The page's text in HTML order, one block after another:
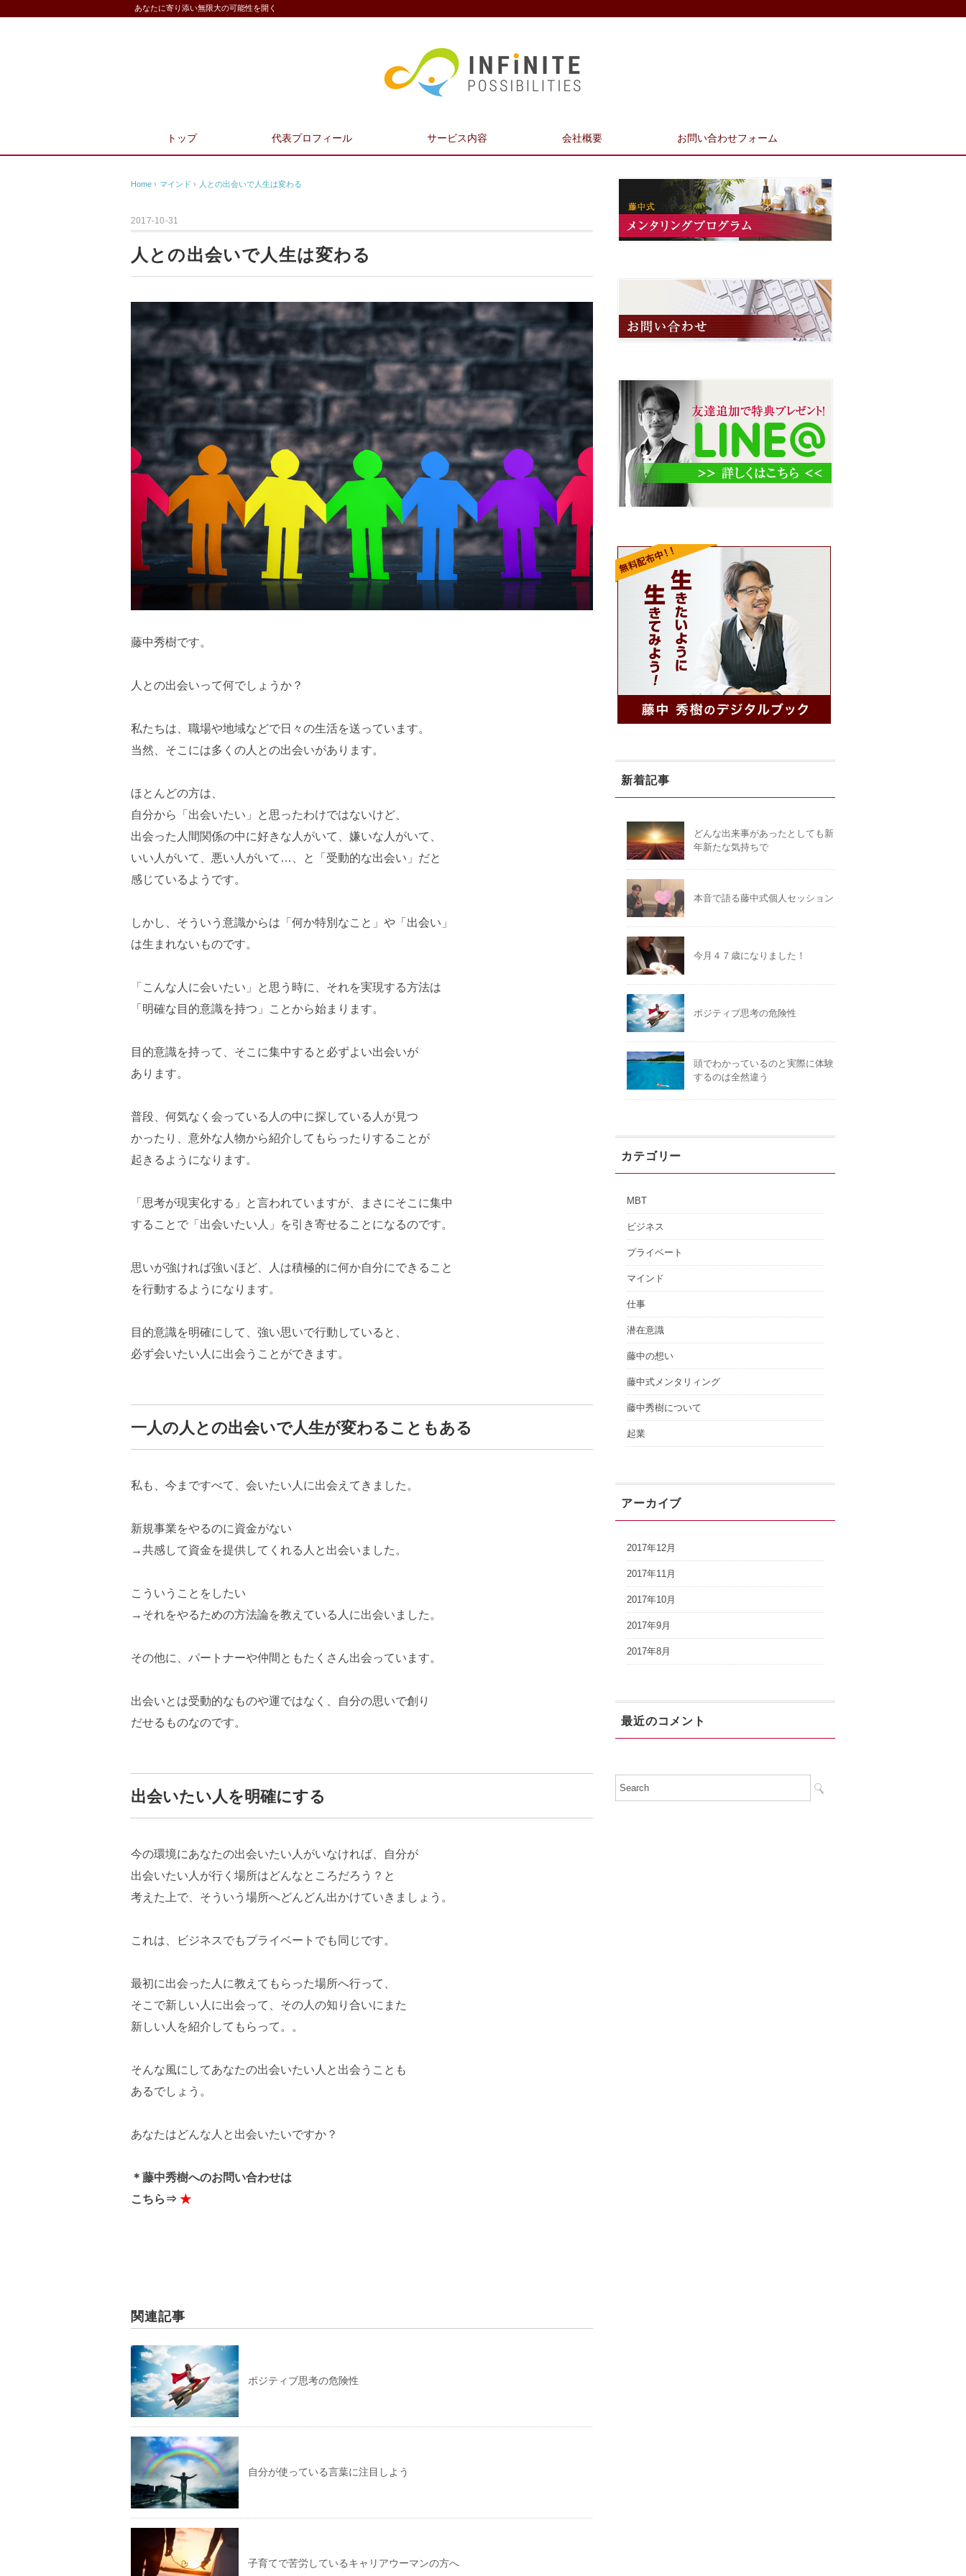
あなたに寄り添い無限大の可能性を開く
トップ 代表プロフィール サービス内容 会社概要 お問い合わせフォーム
Home › マインド › 人との出会いで人生は変わる
2017-10-31
人との出会いで人生は変わる
藤中秀樹です。
人との出会いって何でしょうか？
私たちは、職場や地域などで日々の生活を送っています。
当然、そこには多くの人との出会いがあります。
ほとんどの方は、
自分から「出会いたい」と思ったわけではないけど、
出会った人間関係の中に好きな人がいて、嫌いな人がいて、
いい人がいて、悪い人がいて…、と「受動的な出会い」だと
感じているようです。
しかし、そういう意識からは「何か特別なこと」や「出会い」
は生まれないものです。
「こんな人に会いたい」と思う時に、それを実現する方法は
「明確な目的意識を持つ」ことから始まります。
目的意識を持って、そこに集中すると必ずよい出会いが
あります。
普段、何気なく会っている人の中に探している人が見つ
かったり、意外な人物から紹介してもらったりすることが
起きるようになります。
「思考が現実化する」と言われていますが、まさにそこに集中
することで「出会いたい人」を引き寄せることになるのです。
思いが強ければ強いほど、人は積極的に何か自分にできること
を行動するようになります。
目的意識を明確にして、強い思いで行動していると、
必ず会いたい人に出会うことができます。
一人の人との出会いで人生が変わることもある
私も、今まですべて、会いたい人に出会えてきました。
新規事業をやるのに資金がない
→共感して資金を提供してくれる人と出会いました。
こういうことをしたい
→それをやるための方法論を教えている人に出会いました。
その他に、パートナーや仲間ともたくさん出会っています。
出会いとは受動的なものや運ではなく、自分の思いで創り
だせるものなのです。
出会いたい人を明確にする
今の環境にあなたの出会いたい人がいなければ、自分が
出会いたい人が行く場所はどんなところだろう？と
考えた上で、そういう場所へどんどん出かけていきましょう。
これは、ビジネスでもプライベートでも同じです。
最初に出会った人に教えてもらった場所へ行って、
そこで新しい人に出会って、その人の知り合いにまた
新しい人を紹介してもらって。。
そんな風にしてあなたの出会いたい人と出会うことも
あるでしょう。
あなたはどんな人と出会いたいですか？
＊藤中秀樹へのお問い合わせは
こちら⇒ ★
関連記事
ポジティブ思考の危険性
自分が使っている言葉に注目しよう
子育てで苦労しているキャリアウーマンの方へ
新着記事
どんな出来事があったとしても新
年新たな気持ちで
本音で語る藤中式個人セッション
今月４７歳になりました！
ポジティブ思考の危険性
頭でわかっているのと実際に体験
するのは全然違う
カテゴリー
MBT
ビジネス
プライベート
マインド
仕事
潜在意識
藤中の想い
藤中式メンタリィング
藤中秀樹について
起業
アーカイブ
2017年12月
2017年11月
2017年10月
2017年9月
2017年8月
最近のコメント